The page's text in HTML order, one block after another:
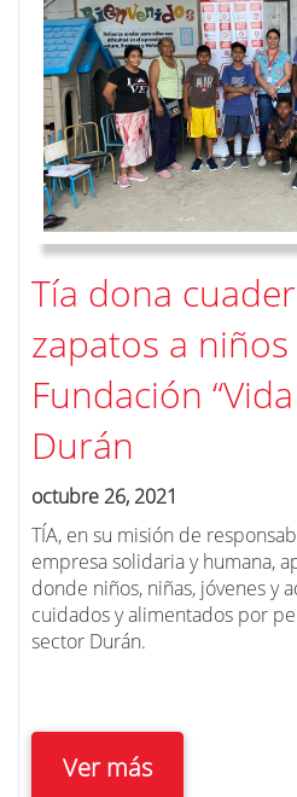
Tía dona
zapatos a niños
Fundación
Durán
octubre 26, 2021
TÍA, en su misión de
empresa solidaria y humana,
donde niños, niñas, jóvenes y
cuidados y alimentados por
sector Durán.
Ver más